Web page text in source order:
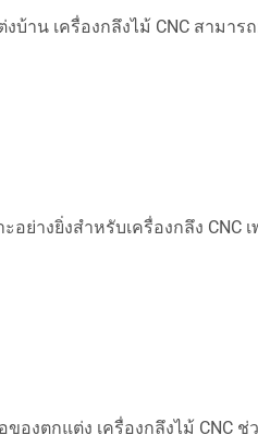
าน เครื่องกลึงไม้ CNC สามาร
ย่างยิ่งสำหรับเครื่องกลึง CNC เ
งตกแต่ง เครื่องกลึงไม้ CNC ช่